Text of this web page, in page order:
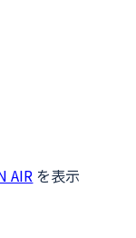
AIR を表示